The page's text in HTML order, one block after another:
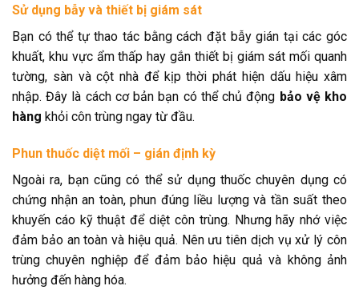
Sử dụng bẫy và thiết bị giám sát
Bạn có thể tự thao tác bằng cách đặt bẫy gián tại các góc
khuất, khu vực ẩm thấp hay gắn thiết bị giám sát mối quanh
tường, sàn và cột nhà để kịp thời phát hiện dấu hiệu xâm
nhập. Đây là cách cơ bản bạn có thể chủ động bảo vệ kho
hàng khỏi côn trùng ngay từ đầu.
Phun thuốc diệt mối – gián định kỳ
Ngoài ra, bạn cũng có thể sử dụng thuốc chuyên dụng có
chứng nhận an toàn, phun đúng liều lượng và tần suất theo
khuyến cáo kỹ thuật để diệt côn trùng. Nhưng hãy nhớ việc
đảm bảo an toàn và hiệu quả. Nên ưu tiên dịch vụ xử lý côn
trùng chuyên nghiệp để đảm bảo hiệu quả và không ảnh
hưởng đến hàng hóa.